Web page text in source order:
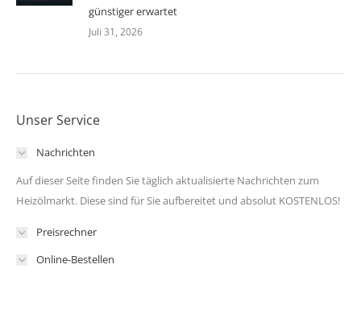
günstiger erwartet
Juli 31, 2026
Unser Service
Nachrichten
Auf dieser Seite finden Sie täglich aktualisierte Nachrichten zum
Heizölmarkt. Diese sind für Sie aufbereitet und absolut KOSTENLOS!
Preisrechner
Online-Bestellen